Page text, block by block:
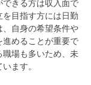
きる方は収入面で
目指す方には日勤
自身の希望条件や
めることが重要で
場も多いため、未
ます。